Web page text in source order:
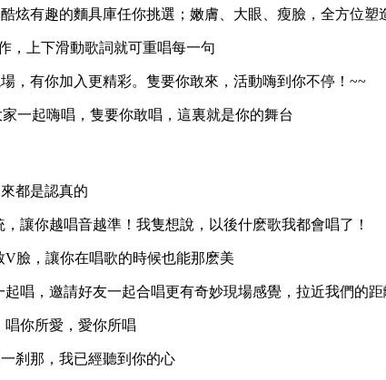
酷炫有趣的麵具庫任你挑選；嫩膚、大眼、瘦臉，全方位
，上下滑動歌詞就可重唱每一句
，有你加入更精彩。隻要你敢來，活動嗨到你不停！~~
一起嗨唱，隻要你敢唱，這裏就是你的舞台
都是認真的
讓你越唱音越準！我隻想說，以後什麽歌我都會唱了！
臉，讓你在唱歌的時候也能那麽美
唱，邀請好友一起合唱更有奇妙現場感覺，拉近我們的距
你所愛，愛你所唱
刹那，我已經聽到你的心